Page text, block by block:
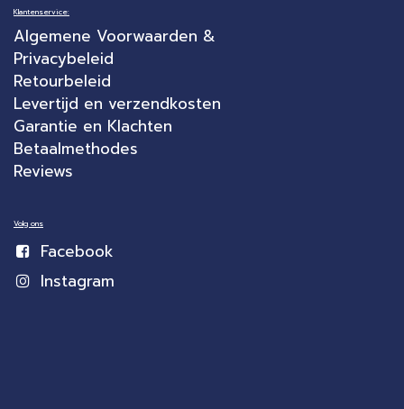
Klantenservice:
Algemene Voorwaarden &
Privacybeleid
Retourbeleid
Levertijd en verzendkosten
Garantie en Klachten
Betaalmethodes
Reviews
Volg ons
Facebook
Instagram